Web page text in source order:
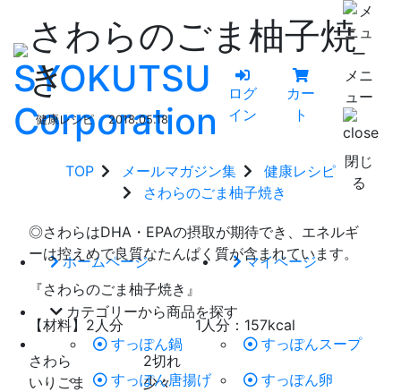
ログ
イン
カー
ト
メニ
ュー
閉じ
る
ホームページ マイページ
カテゴリーから商品を探す
すっぽん鍋
すっぽんスープ
すっぽん唐揚げ
すっぽん卵
さわらのごま柚子焼
き
健康レシピ 2018.05.18
TOP メールマガジン集
健康レシピ
さわらのごま柚子焼き
◎さわらはDHA・EPAの摂取が期待でき、エネルギ
ーは控えめで良質なたんぱく質が含まれています。
『さわらのごま柚子焼き』
【材料】2人分 1人分：157kcal
さわら 2切れ
いりごま 少々